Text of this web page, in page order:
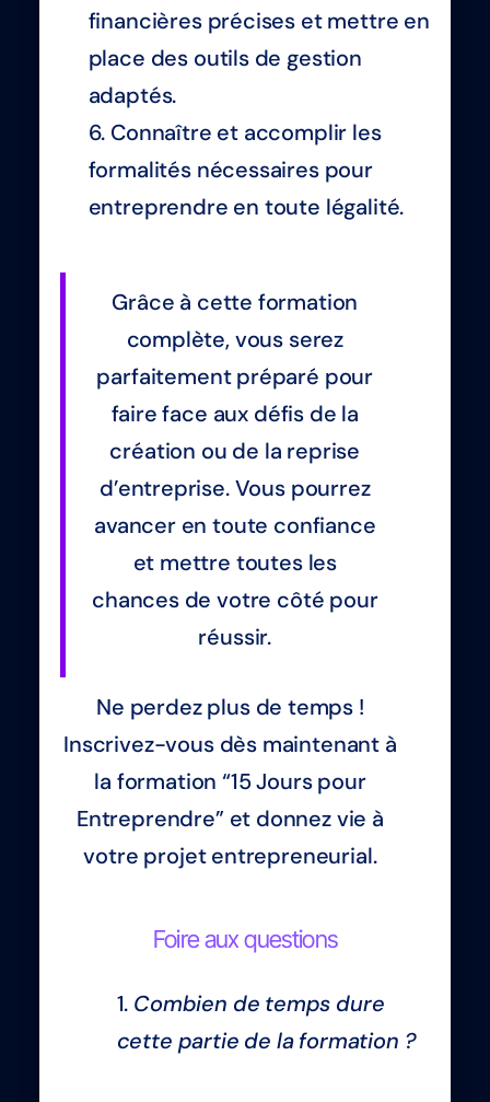
financières précises et mettre en
place des outils de gestion
adaptés.
Connaître et accomplir les
formalités nécessaires pour
entreprendre en toute légalité.
Grâce à cette formation
complète, vous serez
parfaitement préparé pour
faire face aux défis de la
création ou de la reprise
d’entreprise. Vous pourrez
avancer en toute confiance
et mettre toutes les
chances de votre côté pour
réussir.
Ne perdez plus de temps !
Inscrivez-vous dès maintenant à
la formation “15 Jours pour
Entreprendre” et donnez vie à
votre projet entrepreneurial.
Foire aux questions
Combien de temps dure
cette partie de la formation ?